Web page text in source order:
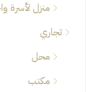
منزل لأسرة
تجاري
محل
مكتب